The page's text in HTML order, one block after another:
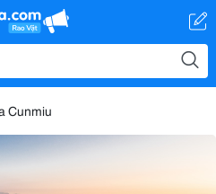
Cunmiu